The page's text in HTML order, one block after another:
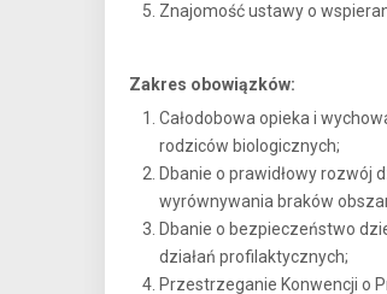
Znajomość ustawy o
Zakres obowiązków:
Całodobowa opieka i
rodziców biologicznych;
Dbanie o prawidłowy
wyrównywania braków
Dbanie o bezpieczeństwo
działań profilaktycznych;
Przestrzeganie Konwencji o